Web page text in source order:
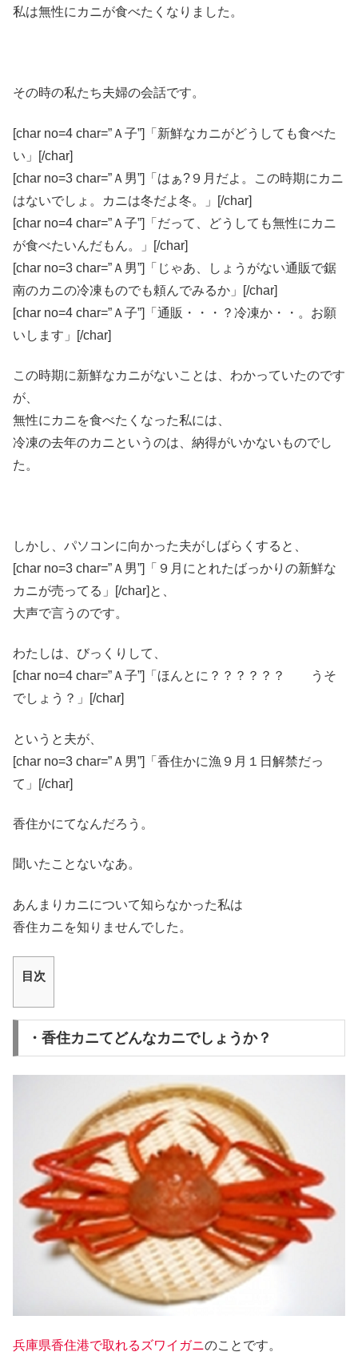
私は無性にカニが食べたくなりました。
その時の私たち夫婦の会話です。
[char no=4 char=”Ａ子”]「新鮮なカニがどうしても食べた
い」[/char]
[char no=3 char=”Ａ男”]「はぁ?９月だよ。この時期にカニ
はないでしょ。カニは冬だよ冬。」[/char]
[char no=4 char=”Ａ子”]「だって、どうしても無性にカニ
が食べたいんだもん。」[/char]
[char no=3 char=”Ａ男”]「じゃあ、しょうがない通販で鋸
南のカニの冷凍ものでも頼んでみるか」[/char]
[char no=4 char=”Ａ子”]「通販・・・？冷凍か・・。お願
いします」[/char]
この時期に新鮮なカニがないことは、わかっていたのです
が、
無性にカニを食べたくなった私には、
冷凍の去年のカニというのは、納得がいかないものでし
た。
しかし、パソコンに向かった夫がしばらくすると、
[char no=3 char=”Ａ男”]「９月にとれたばっかりの新鮮な
カニが売ってる」[/char]と、
大声で言うのです。
わたしは、びっくりして、
[char no=4 char=”Ａ子”]「ほんとに？？？？？？ うそ
でしょう？」[/char]
というと夫が、
[char no=3 char=”Ａ男”]「香住かに漁９月１日解禁だっ
て」[/char]
香住かにてなんだろう。
聞いたことないなあ。
あんまりカニについて知らなかった私は
香住カニを知りませんでした。
目次
・香住カニてどんなカニでしょうか？
兵庫県香住港で取れるズワイガニのことです。